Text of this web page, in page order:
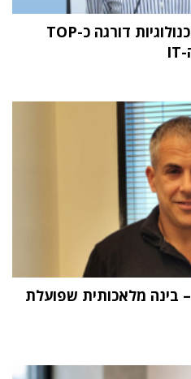
מחקר STKI השנתי: וואן טכנולוגיות דורגה כ-TOP
"העתיד הוא Physical AI – בינה מלאכותית שפועלת